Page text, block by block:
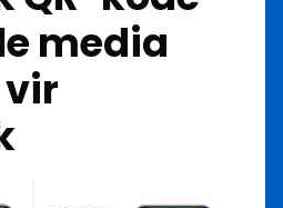
media
vir